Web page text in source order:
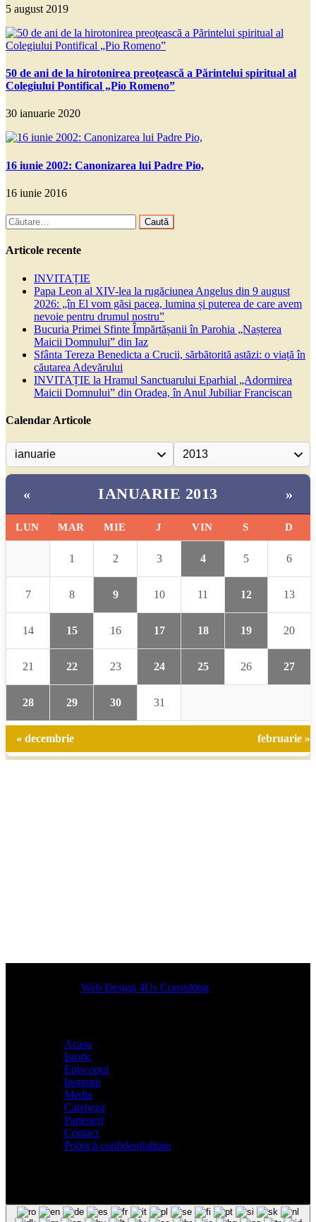
5 august 2019
50 de ani de la hirotonirea preoţească a Părintelui spiritual al
Colegiului Pontifical „Pio Romeno”
30 ianuarie 2020
16 iunie 2002: Canonizarea lui Padre Pio,
16 iunie 2016
Caută
după:
Articole recente
INVITAȚIE
Papa Leon al XIV-lea la rugăciunea Angelus din 9 august
2026: „în El vom găsi pacea, lumina și puterea de care avem
nevoie pentru drumul nostru”
Bucuria Primei Sfinte Împărtășanii în Parohia „Nașterea
Maicii Domnului” din Iaz
Sfânta Tereza Benedicta a Crucii, sărbătorită astăzi: o viață în
căutarea Adevărului
INVITAȚIE la Hramul Sanctuarului Eparhial „Adormirea
Maicii Domnului” din Oradea, în Anul Jubiliar Franciscan
Calendar Articole
« IANUARIE 2013 »
LUN MAR MIE J VIN S D
1 2 3 4 5 6
7 8 9 10 11 12 13
14 15 16 17 18 19 20
21 22 23 24 25 26 27
28 29 30 31
« decembrie februarie »
Designed byWeb Design 4Us Consulting
Acasa
Istoric
Episcopul
Institutii
Media
Cateheza
Parteneri
Contact
Politică confidențialitate